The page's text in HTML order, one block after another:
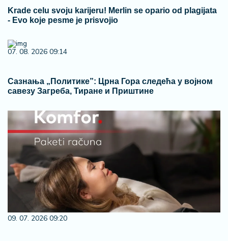
Krade celu svoju karijeru! Merlin se opario od plagijata
- Evo koje pesme je prisvojio
07. 08. 2026 09:14
Сазнања „Политике”: Црна Гора следећа у војном
савезу Загреба, Тиране и Приштине
09. 07. 2026 09:20